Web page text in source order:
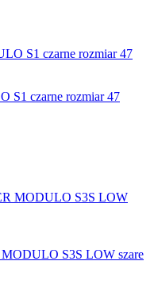
S1 czarne rozmiar 47
S3S LOW szare